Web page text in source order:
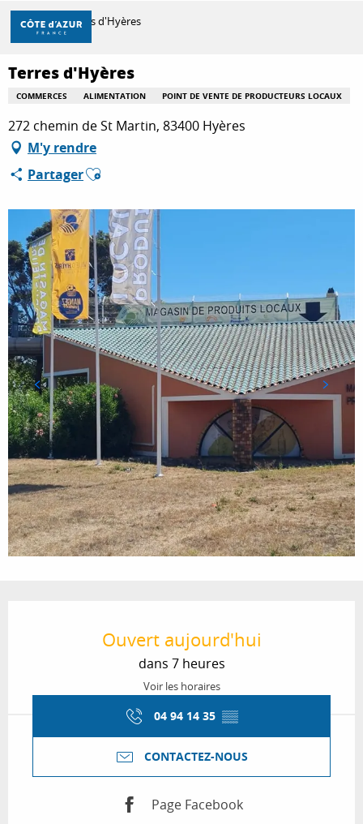
Aller
contenu
principal
DÉCOUVRIR
À FAIRE
SÉJOURNER
Accueil Terres d'Hyères
Terres d'Hyères
COMMERCES ALIMENTATION POINT DE VENTE DE PRODUCTEURS LOCAUX
272 chemin de St Martin, 83400 Hyères
M'y rendre
PartagerAjouter aux favoris
Ouvert aujourd'hui
dans 7 heures
Voir les horaires
04 94 14 35 ▒▒
CONTACTEZ-NOUS
Page Facebook